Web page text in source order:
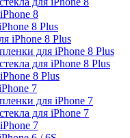
8
8 Plus
iPhone 8 Plus
для iPhone 8 Plus
для iPhone 8 Plus
8 Plus
7
для iPhone 7
для iPhone 7
7